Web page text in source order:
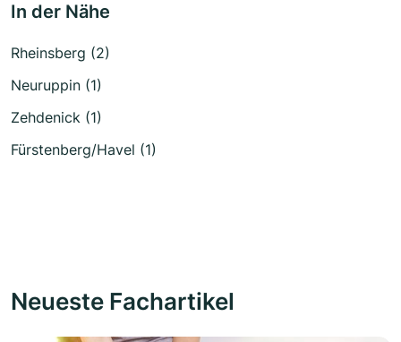
In der Nähe
Rheinsberg (2)
Neuruppin (1)
Zehdenick (1)
Fürstenberg/Havel (1)
Neueste Fachartikel